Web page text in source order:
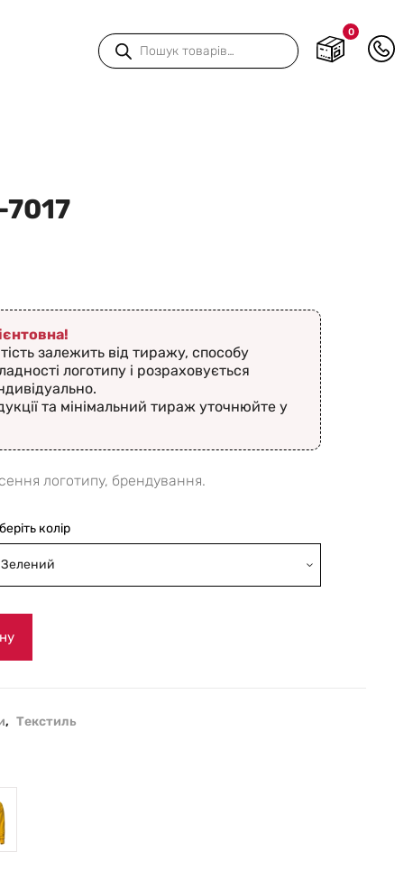
Пошук
товарів
0
7017
залежить від тиражу, способу
логотипу і розраховується
та мінімальний тираж уточнюйте у
логотипу, брендування.
колір
Зелений
, Текстиль